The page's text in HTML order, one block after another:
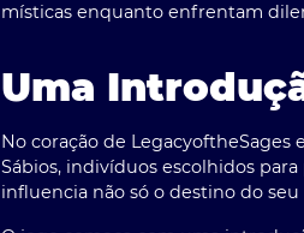
místicas enquanto enfrentam
Uma
No coração de LegacyoftheSages
Sábios, indivíduos escolhidos
influencia não só o destino do